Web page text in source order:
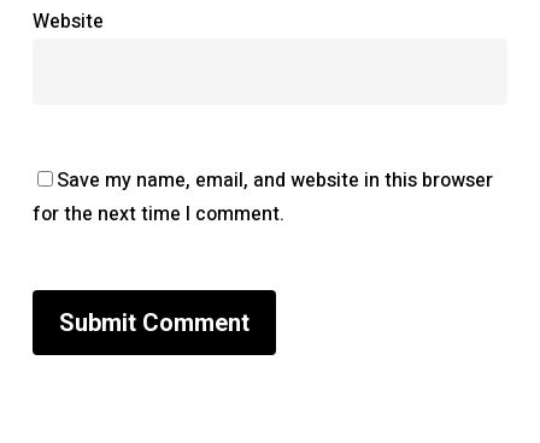
Website
Save my name, email, and website in this browser
for the next time I comment.